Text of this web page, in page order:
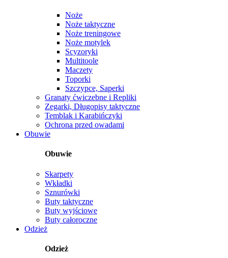
Noże
Noże taktyczne
Noże treningowe
Noże motylek
Scyzoryki
Multitoole
Maczety
Toporki
Szczypce, Saperki
Granaty ćwiczebne i Repliki
Zegarki, Długopisy taktyczne
Temblak i Karabińczyki
Ochrona przed owadami
Obuwie
Obuwie
Skarpety
Wkładki
Sznurówki
Buty taktyczne
Buty wyjściowe
Buty całoroczne
Odzież
Odzież